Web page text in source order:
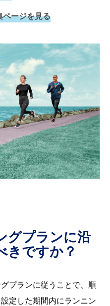
ページを見る
グプランに沿
きですか？
プランに従うことで、順
定した期間内にランニン